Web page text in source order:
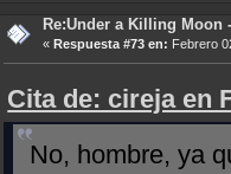
Re:Under a Killing Moon
« Respuesta #73 en: Febrero
Cita de: cireja en
No, hombre, ya